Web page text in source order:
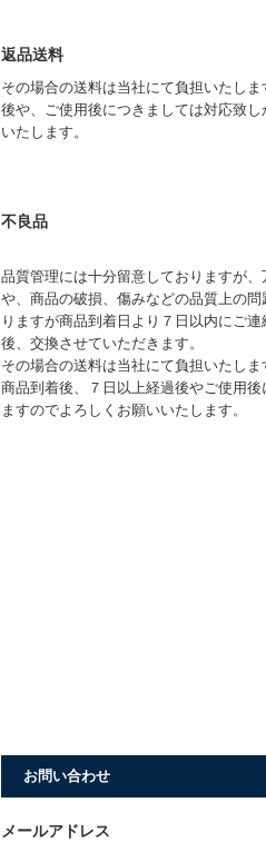
返品送料
その場合の送料は当社にて負担いたし
後や、ご使用後につきましては対応致
いたします。
不良品
品質管理には十分留意しておりますが
や、商品の破損、傷みなどの品質上の
りますが商品到着日より７日以内にご
後、交換させていただきます。
その場合の送料は当社にて負担いたしま
商品到着後、７日以上経過後やご使用
ますのでよろしくお願いいたします。
お問い合わせ
メールアドレス